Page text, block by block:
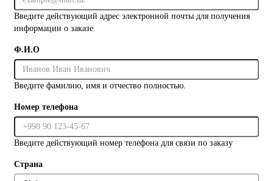
Введите действующий адрес электронной почты для получения
информации о заказе.
Ф.И.О
Введите фамилию, имя и отчество полностью.
Номер телефона
Введите действующий номер телефона для связи по заказу
Страна